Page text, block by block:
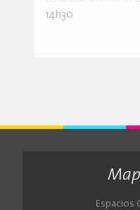
14h30
Espacios